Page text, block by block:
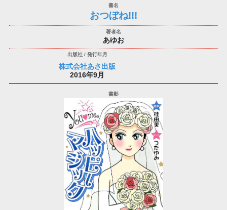
おつぼね!!!
あゆお
株式会社あさ出版
2016年9月